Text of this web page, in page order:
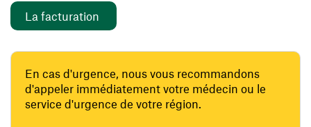
La facturation
En cas d'urgence, nous vous recommandons
d'appeler immédiatement votre médecin ou le
service d'urgence de votre région.